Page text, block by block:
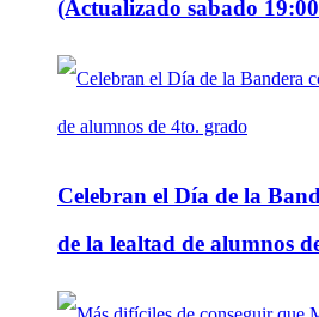
(Actualizado sabado
Celebran el Día de la
de la lealtad de alumnos